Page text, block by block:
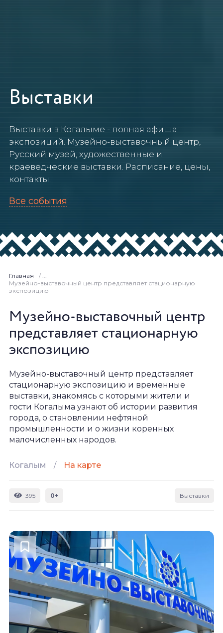
Выставки
Выставки в Когалыме - полная афиша
экспозиций. Музейно-выставочный центр,
Русский музей, художественные и
краеведческие выставки. Расписание, цены,
контакты.
Все события
Главная
/ ...
Музейно-выставочный центр представляет стационарную
экспозицию
Музейно-выставочный центр
представляет стационарную
экспозицию
Музейно-выставочный центр представляет
стационарную экспозицию и временные
выставки, знакомясь с которыми жители и
гости Когалыма узнают об истории развития
города, о становлении нефтяной
промышленности и о жизни коренных
малочисленных народов.
Когалым / На карте
395 0+ Выставки